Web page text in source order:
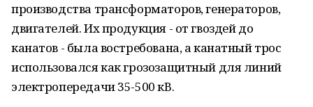
производства трансформаторов, генераторов,
двигателей. Их продукция - от гвоздей до
канатов - была востребована, а канатный трос
использовался как грозозащитный для линий
электропередачи 35-500 кВ.